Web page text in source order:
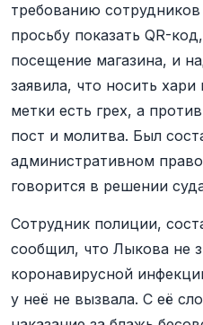
требованию
просьбу показать QR-
посещение магазина, и
заявила, что носить хари
метки есть грех, а
пост и молитва. Был
административном
говорится в решении
Сотрудник полиции,
сообщил, что Лыкова не
коронавирусной
у неё не вызвала. С её